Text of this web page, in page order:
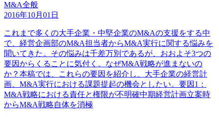
M&A全般
2016年10月01日
これまで多くの大手企業・中堅企業のM&Aの支援をする中
で、経営企画部のM&A担当者からM&A実行に関する悩みを
聞いてきた。その悩みは千差万別であるが、おおよそ3つの
要因からくることに気付く。なぜM&A戦略が進まないの
か？本稿では、これらの要因を紹介し、大手企業の経営計
画、M&A実行における課題提起の機会としたい。要因1：
M&A戦略における責任と権限が不明確中期経営計画立案時
からM&A戦略自体を消極